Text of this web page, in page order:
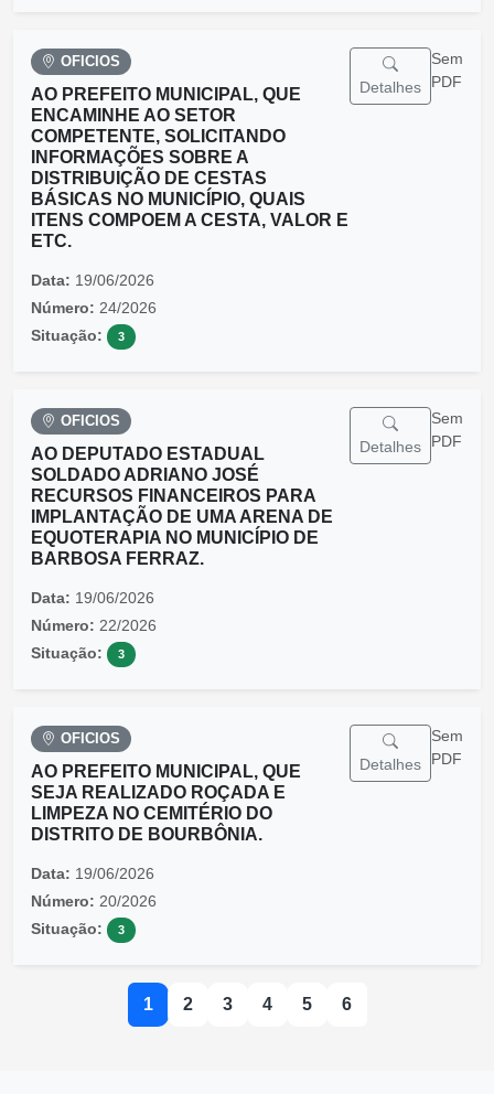
OFICIOS
AO PREFEITO MUNICIPAL, QUE
ENCAMINHE AO SETOR
COMPETENTE, SOLICITANDO
INFORMAÇÕES SOBRE A
DISTRIBUIÇÃO DE CESTAS
BÁSICAS NO MUNICÍPIO, QUAIS
ITENS COMPOEM A CESTA, VALOR E
ETC.
Detalhes
Sem
PDF
Data: 19/06/2026
Número: 24/2026
Situação:
3
OFICIOS
AO DEPUTADO ESTADUAL
SOLDADO ADRIANO JOSÉ
RECURSOS FINANCEIROS PARA
IMPLANTAÇÃO DE UMA ARENA DE
EQUOTERAPIA NO MUNICÍPIO DE
BARBOSA FERRAZ.
Detalhes
Sem
PDF
Data: 19/06/2026
Número: 22/2026
Situação:
3
OFICIOS
AO PREFEITO MUNICIPAL, QUE
SEJA REALIZADO ROÇADA E
LIMPEZA NO CEMITÉRIO DO
DISTRITO DE BOURBÔNIA.
Detalhes
Sem
PDF
Data: 19/06/2026
Número: 20/2026
Situação:
3
1 2 3 4 5 6